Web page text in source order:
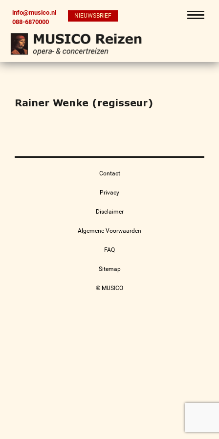
info@musico.nl
088-6870000
NIEUWSBRIEF
Rainer Wenke (regisseur)
Contact
Privacy
Disclaimer
Algemene Voorwaarden
FAQ
Sitemap
© MUSICO